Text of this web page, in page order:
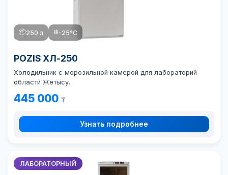
📦250 л ❄️-25°C
POZIS ХЛ-250
Холодильник с морозильной камерой для лабораторий
области Жетысу.
445 000 ₸
Узнать подробнее
ЛАБОРАТОРНЫЙ